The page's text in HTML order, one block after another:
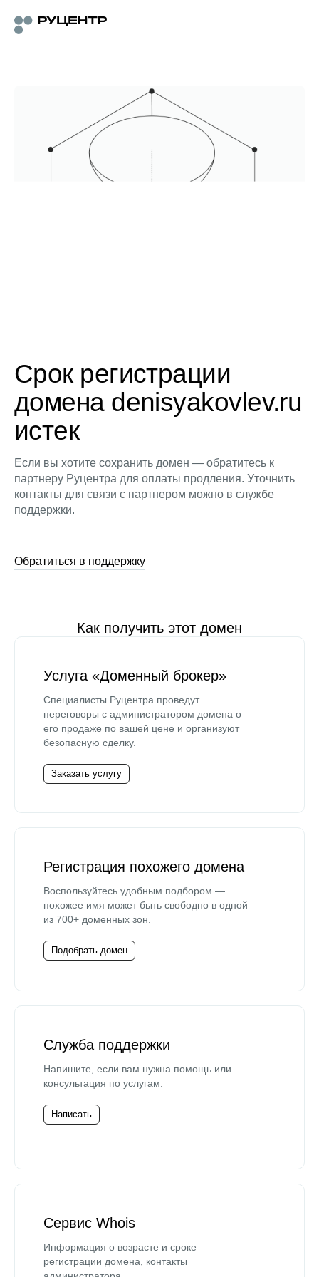
Срок регистрации
домена denisyakovlev.ru
истек
Если вы хотите сохранить домен — обратитесь к
партнеру Руцентра для оплаты продления. Уточнить
контакты для связи с партнером можно в службе
поддержки.
Обратиться в поддержку
Как получить этот домен
Услуга «Доменный брокер»
Специалисты Руцентра проведут
переговоры с администратором домена о
его продаже по вашей цене и организуют
безопасную сделку.
Заказать услугу
Регистрация похожего домена
Воспользуйтесь удобным подбором —
похожее имя может быть свободно в одной
из 700+ доменных зон.
Подобрать домен
Служба поддержки
Напишите, если вам нужна помощь или
консультация по услугам.
Написать
Сервис Whois
Информация о возрасте и сроке
регистрации домена, контакты